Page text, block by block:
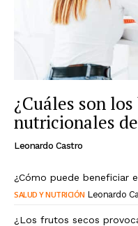
¿Cuáles son
nutricionales
Leonardo Castro
¿Cómo puede beneficiar
SALUD Y NUTRICIÓN Leonardo
¿Los frutos secos